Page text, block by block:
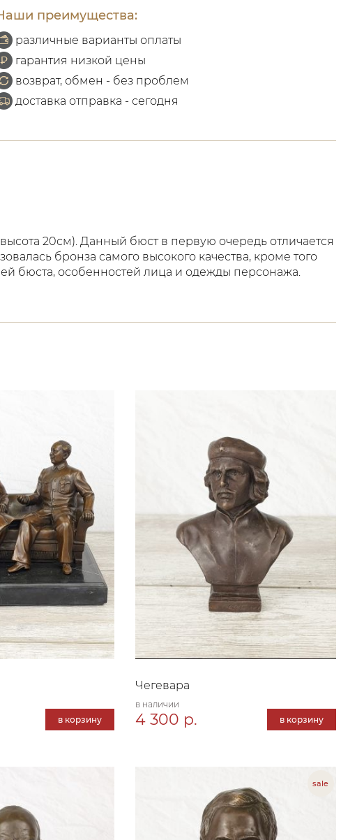
преимущества:
различные варианты оплаты
гарантия низкой цены
возврат, обмен - без проблем
доставка отправка - сегодня
20см). Данный бюст в первую очередь отличается
бронза самого высокого качества, кроме того
бюста, особенностей лица и одежды персонажа.
в корзину
Чегевара
в наличии
4 300 р. в корзину